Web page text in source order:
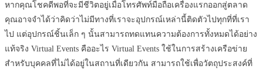
หากคุณโชคดีพอที่จะมีชีวิตอยู่เมื่อโทรศัพท์มือถือเครื่องแรกออกสู่ตลาด
คุณอาจจำได้ว่าคิดว่าไม่มีทางที่เราจะอุปกรณ์เหล่านี้ติดตัวไปทุกที่ที่เรา
ไป แต่อุปกรณ์ชิ้นเล็ก ๆ นั้นสามารถทดแทนความต้องการทั้งหมดได้อย่าง
แท้จริง Virtual Events คืออะไร Virtual Events ใช้ในการสร้างเครือข่าย
สำหรับบุคคลที่ไม่ได้อยู่ในสถานที่เดียวกัน สามารถใช้เพื่อวัตถุประสงค์ที่